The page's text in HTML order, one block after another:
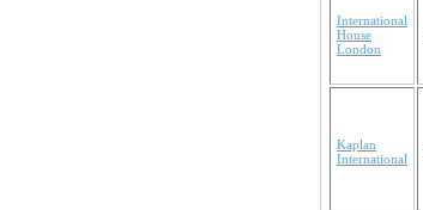
Internatio­nal
House
London
Kaplan
International